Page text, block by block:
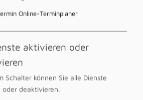
(4)
(1)
Online-Terminplaner
aktivieren oder
Schalter können Sie alle Dienste
oder deaktivieren.